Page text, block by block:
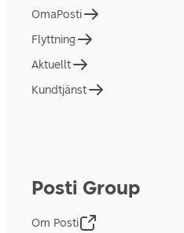
OmaPosti
Flyttning
Aktuellt
Kundtjänst
Posti Group
Om Posti